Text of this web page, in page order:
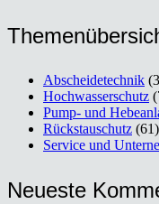
Abscheidetechnik
Hochwasserschutz
Pump- und
Rückstauschutz (61)
Service und
Neu­es­te